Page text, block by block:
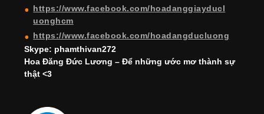
https://www.facebook.com/hoadanggiayducl
uonghcm
https://www.facebook.com/hoadangducluong
Skype: phamthivan272
Hoa Đăng Đức Lương – Để những ước mơ thành sự
thật <3